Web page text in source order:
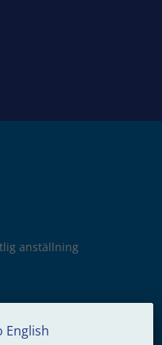
English
anställning